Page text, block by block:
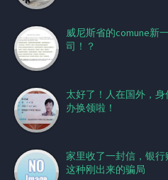
威尼斯省的comune新
司！？
太好了！人在国外，
办换领啦！
家里收了一封信，银
这种刚出来的骗局